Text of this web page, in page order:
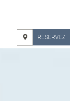
RESERVEZ